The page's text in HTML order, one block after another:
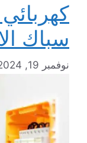
سباك
نوفمبر 19, 2024